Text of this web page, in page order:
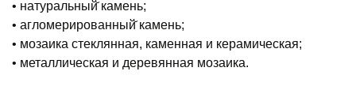
• натуральный̆ камень;
• агломерированный̆ камень;
• мозаика стеклянная, каменная и керамическая;
• металлическая и деревянная мозаика.